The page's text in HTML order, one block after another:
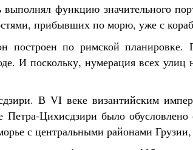
функцию значительного
прибывших по морю, уже с
по римской планировке.
И поскольку, нумерация всех
В VI веке византийским
Цихисдзири было обусловлено
с центральными районами